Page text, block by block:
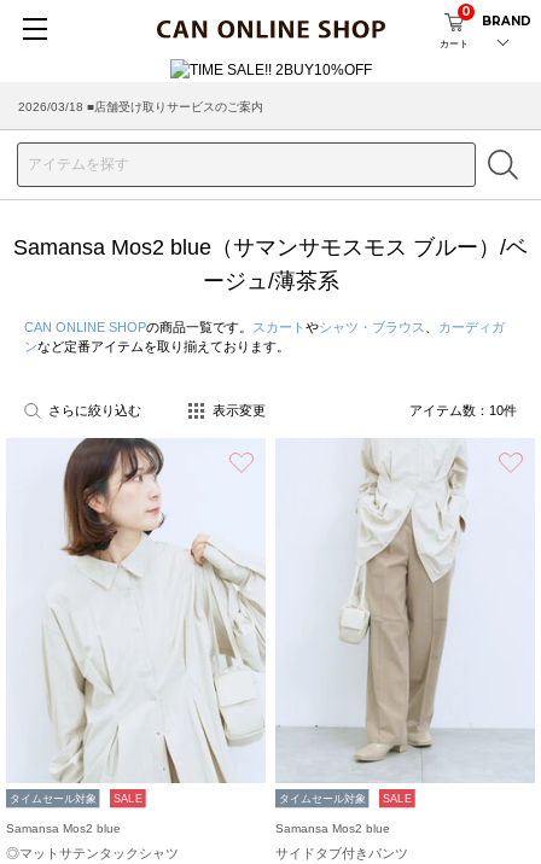
カート
0
BRAND
2026/03/18 ■店舗受け取りサービスのご案内
Samansa Mos2 blue（サマンサモスモス ブルー）/ベ
ージュ/薄茶系
CAN ONLINE SHOPの商品一覧です。 スカート やシャツ・ブラウス
カーディガ
ンなど定番アイテムを取り揃えております。
さらに絞り込む 表示変更 アイテム数： 10件
タイムセール対象 SALE
Samansa Mos2 blue
◎マットサテンタックシャツ
タイムセール対象 SALE
Samansa Mos2 blue
サイドタブ付きパンツ